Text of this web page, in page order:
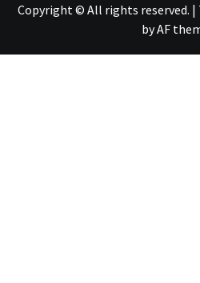
Copyright © All rights reserved. |
byAF